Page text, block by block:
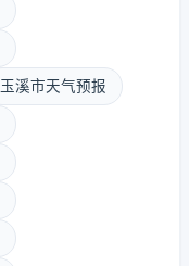
玉溪市天气预报